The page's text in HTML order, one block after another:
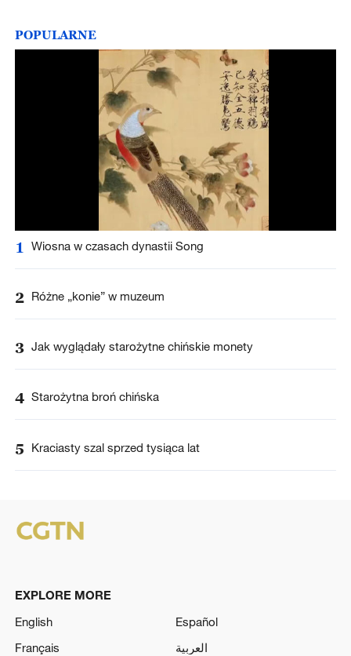
POPULARNE
1 Wiosna w czasach dynastii Song
2 Różne „konie” w muzeum
3 Jak wyglądały starożytne chińskie monety
4 Starożytna broń chińska
5 Kraciasty szal sprzed tysiąca lat
EXPLORE MORE
English
Español
Français
العربية